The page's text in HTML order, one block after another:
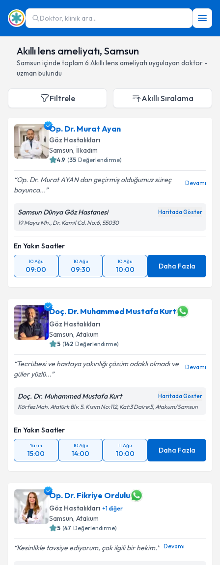
Doktor, klinik ara...
Akıllı lens ameliyatı, Samsun
Samsun içinde toplam 6 Akıllı lens ameliyatı uygulayan doktor -
uzman bulundu
Filtrele Akıllı Sıralama
Op. Dr. Murat Ayan
Göz Hastalıkları
Samsun, İlkadım
4.9 (35 Değerlendirme)
Op. Dr. Murat AYAN dan geçirmiş olduğumuz süreç
boyunca...
Devamı
Samsun Dünya Göz Hastanesi Haritada Göster
19 Mayıs Mh., Dr. Kamil Cd. No:6, 55030
En Yakın Saatler
10 Ağu
09:00
10 Ağu
09:30
10 Ağu
10:00 Daha Fazla
Doç. Dr. Muhammed Mustafa Kurt
Göz Hastalıkları
Samsun, Atakum
5 (142 Değerlendirme)
Tecrübesi ve hastaya yakınlığı çözüm odaklı olmadı ve
güler yüzlü...
Devamı
Doç. Dr. Muhammed Mustafa Kurt Haritada Göster
Körfez Mah. Atatürk Blv. 5. Kısım No:112, Kat:3 Daire:5, Atakum/Samsun
En Yakın Saatler
Yarın
15:00
10 Ağu
14:00
11 Ağu
10:00 Daha Fazla
Op. Dr. Fikriye Ordulu
Göz Hastalıkları +1diğer
Samsun, Atakum
5 (47 Değerlendirme)
Kesinlikle tavsiye ediyorum, çok ilgili bir hekim. Devamı